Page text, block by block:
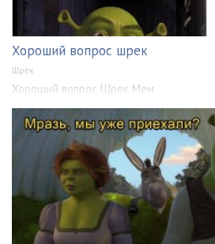
Хороший вопрос шрек
Шрек
Хороший вопрос Шрек Мем